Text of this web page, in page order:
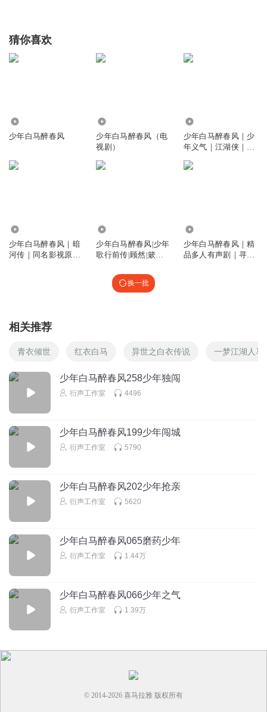
只能慢慢来了
不过是再走一遍来时路
回复 2024-08-30
猜你喜欢
少年白马醉春风
少年白马醉春风（电
视剧）
少年白马醉春风｜少
年义气｜江湖侠｜少
少年白马醉春风｜暗
河传｜同名影视原著
少年白马醉春风|少年
歌行前传|顾然|簌簌
少年白马醉春风｜精
品多人有声剧｜寻
换一批
相关推荐
青衣倾世 红衣白马 异世之白衣传说 一梦江湖人马
少年白马醉春风258少年独闯
衍声工作室 4496
少年白马醉春风199少年闯城
衍声工作室 5790
少年白马醉春风202少年抢亲
衍声工作室 5620
少年白马醉春风065磨药少年
衍声工作室 1.44万
少年白马醉春风066少年之气
衍声工作室 1.39万
© 2014-2026 喜马拉雅 版权所有